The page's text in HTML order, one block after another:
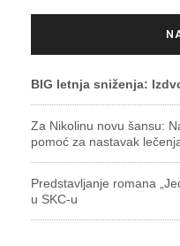
BIG letnja sniženja:
Za Nikolinu novu šansu:
pomoć za nastavak
Predstavljanje romana
u SKC-u